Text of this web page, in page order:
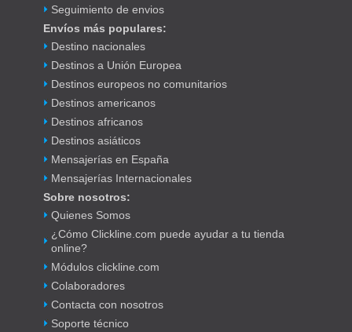
Seguimiento de envios
Envíos más populares:
Destino nacionales
Destinos a Unión Europea
Destinos europeos no comunitarios
Destinos americanos
Destinos africanos
Destinos asiáticos
Mensajerías en España
Mensajerías Internacionales
Sobre nosotros:
Quienes Somos
¿Cómo Clickline.com puede ayudar a tu tienda
online?
Módulos clickline.com
Colaboradores
Contacta con nosotros
Soporte técnico